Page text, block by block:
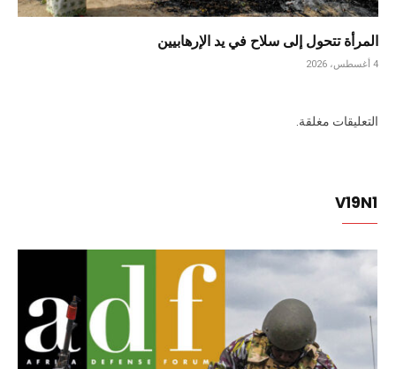
المرأة تتحول إلى سلاح في يد الإرهابيين
4 أغسطس، 2026
التعليقات مغلقة.
V19N1